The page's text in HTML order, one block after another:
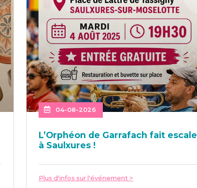
04-08-2026
L’Or­phéon de Gar­ra­fach fait escale
à Saulxures !
Plus d'infos sur l'événement >